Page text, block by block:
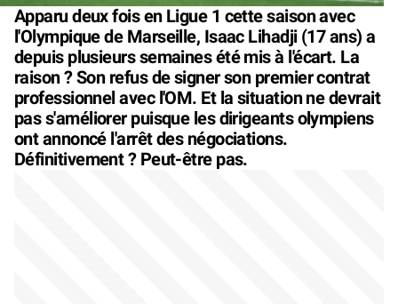
Apparu deux fois en Ligue 1 cette saison avec
l'Olympique de Marseille, Isaac Lihadji (17 ans) a
depuis plusieurs semaines été mis à l'écart. La
raison ? Son refus de signer son premier contrat
professionnel avec l'OM. Et la situation ne devrait
pas s'améliorer puisque les dirigeants olympiens
ont annoncé l'arrêt des négociations.
Définitivement ? Peut-être pas.